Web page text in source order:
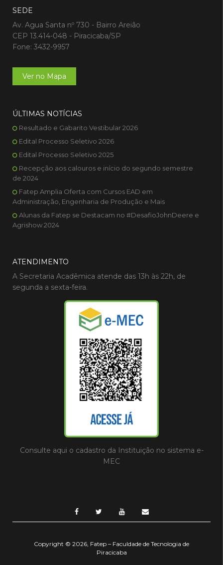
SEDE
Av. Agua Santa nº 730 - Bairro Areião
CEP 13.414-048 - Piracicaba/SP
Fone: 3432-9957
Ver no Mapa
ÚLTIMAS NOTÍCIAS
Resultado e Gabarito Vestibular 2026
Edital Processo Seletivo 2026
Edital Processo Seletivo 2025
Recepção aos calouros e início do segundo semestre
de 2024
Fatep Amplia Oferta com Cursos EAD em
Administração, Engenharia de Produção e Mais
Alunas da Fatep se Destacam no #DesafioJohnDeere e
Agrishow 2024
ATENDIMENTO
A Secretaria Acadêmica atende das 13h às 22h, de
segunda a sexta-feira.
Consulte aqui o cadastro da Instituição no sistema e-
MEC
Copyright © 2026, Fatep – Faculdade de Tecnologia de
Piracicaba